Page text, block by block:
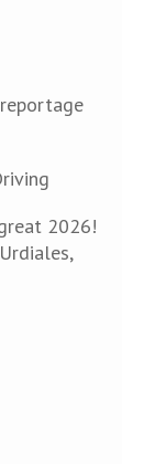
2026!